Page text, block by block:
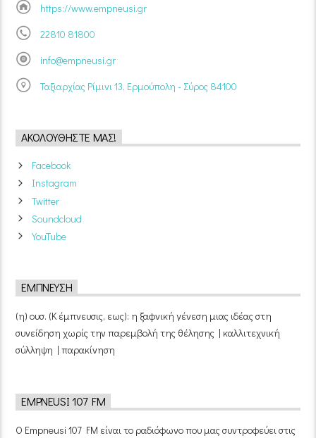
https://www.empneusi.gr
22810 81800
info@empneusi.gr
Ταξιαρχίας Ρίμινι 13, Ερμούπολη - Σύρος 84100
ΑΚΟΛΟΥΘΉΣΤΕ ΜΑΣ!
Facebook
Instagram
Twitter
Soundcloud
YouTube
ΈΜΠΝΕΥΣΗ
(η) ουσ. (Κ έμπνευσις, εως): η ξαφνική γένεση μιας ιδέας στη
συνείδηση χωρίς την παρεμβολή της θέλησης | καλλιτεχνική
σύλληψη | παρακίνηση
EMPNEUSI 107 FM
Ο Empneusi 107 FM είναι το ραδιόφωνο που μας συντροφεύει στις